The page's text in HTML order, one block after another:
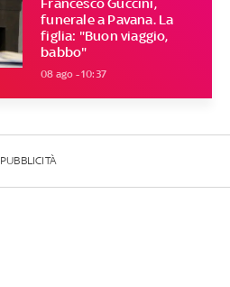
Francesco Guccini,
funerale a Pavana. La
figlia: "Buon viaggio,
babbo"
08 ago - 10:37
PUBBLICITÀ